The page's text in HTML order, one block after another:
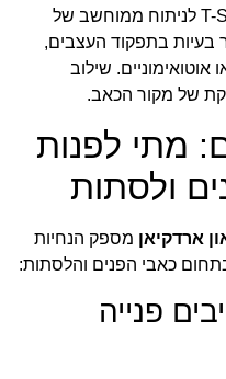
פעילות שרירי הלעיסה, מערכת T-Scan לניתוח ממוחשב של
בעיות בתפקוד העצבים,
אוטואימוניים. שילוב
של מקור הכאב.
מתי לפנות
ולסתות
ארדקיאן מספק הנחיות
כאבי הפנים והלסתות:
פנייה